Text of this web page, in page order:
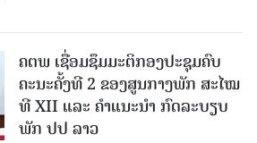
ຄຕພ ເຊື່ອມຊຶມມະຕິກອງປະຊຸມຄົບ
ຄະນະຄັ້ງທີ 2 ຂອງສູນກາງພັກ ສະໄໝ
ທີ XII ແລະ ຄໍາແນະນໍາ ກົດລະບຽບ
ພັກ ປປ ລາວ